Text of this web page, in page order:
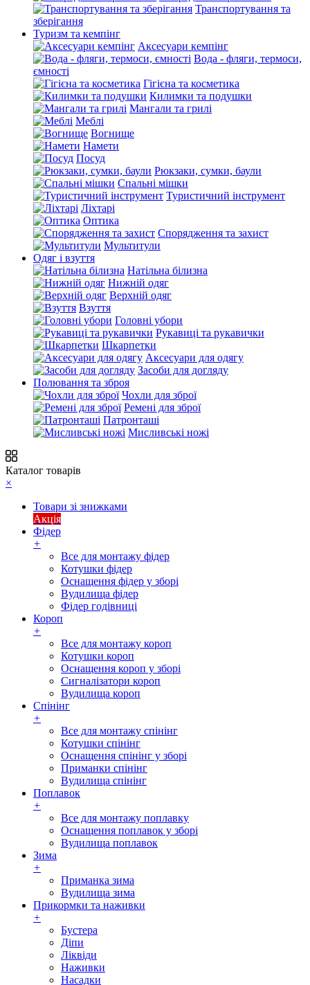
Транспортування та
зберігання
Туризм та кемпінг
Аксесуари кемпінг
Вода - фляги, термоси,
ємності
Гігієна та косметика
Килимки та подушки
Мангали та грилі
Меблі
Вогнище
Намети
Посуд
Рюкзаки, сумки, баули
Спальні мішки
Туристичний інструмент
Ліхтарі
Оптика
Спорядження та захист
Мультитули
Одяг і взуття
Натільна білизна
Нижній одяг
Верхній одяг
Взуття
Головні убори
Рукавиці та рукавички
Шкарпетки
Аксесуари для одягу
Засоби для догляду
Полювання та зброя
Чохли для зброї
Ремені для зброї
Патронташі
Мисливські ножі
Каталог товарів
×
Товари зі знижками
Акція
Фідер
+
Все для монтажу фідер
Котушки фідер
Оснащення фідер у зборі
Вудилища фідер
Фідер годівниці
Короп
+
Все для монтажу короп
Котушки короп
Оснащення короп у зборі
Сигналізатори короп
Вудилища короп
Спінінг
+
Все для монтажу спінінг
Котушки спінінг
Оснащення спінінг у зборі
Приманки спінінг
Вудилища спінінг
Поплавок
+
Все для монтажу поплавку
Оснащення поплавок у зборі
Вудилища поплавок
Зима
+
Приманка зима
Вудилища зима
Прикормки та наживки
+
Бустера
Діпи
Ліквіди
Наживки
Насадки